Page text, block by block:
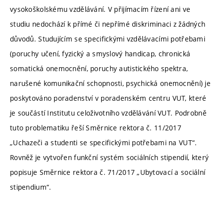
vysokoškolskému vzdělávání. V přijímacím řízení ani ve
studiu nedochází k přímé či nepřímé diskriminaci z žádných
důvodů. Studujícím se specifickými vzdělávacími potřebami
(poruchy učení, fyzický a smyslový handicap, chronická
somatická onemocnění, poruchy autistického spektra,
narušené komunikační schopnosti, psychická onemocnění) je
poskytováno poradenství v poradenském centru VUT, které
je součástí Institutu celoživotního vzdělávání VUT. Podrobně
tuto problematiku řeší Směrnice rektora č. 11/2017
„Uchazeči a studenti se specifickými potřebami na VUT“.
Rovněž je vytvořen funkční systém sociálních stipendií, který
popisuje Směrnice rektora č. 71/2017 „Ubytovací a sociální
stipendium“.